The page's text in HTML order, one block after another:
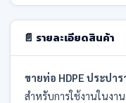
📄 รายละเอียดสินค้า
ขายท่อ HDPE ประปา
สำหรับการใช้งานในง